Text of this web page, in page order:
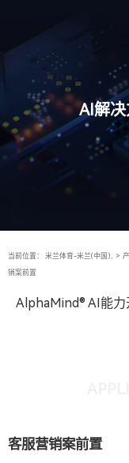
AI解
当前位置： 米兰体育-米兰(中国), >
销案前置
AlphaMind® AI能力
客服营销案前置